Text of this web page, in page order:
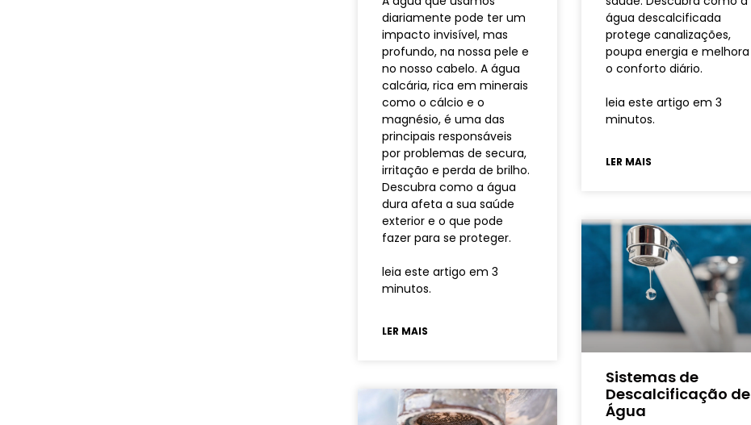
diariamente pode ter um
impacto invisível, mas
profundo, na nossa pele e
no nosso cabelo. A água
calcária, rica em minerais
como o cálcio e o
magnésio, é uma das
principais responsáveis
por problemas de secura,
irritação e perda de brilho.
Descubra como a água
dura afeta a sua saúde
exterior e o que pode
fazer para se proteger.
leia este artigo em 3
minutos.
LER MAIS
água descalcificada
protege canalizações,
poupa energia e melhora
o conforto diário.
leia este artigo em 3
minutos.
LER MAIS
Sistemas de
Descalcificação de
Água